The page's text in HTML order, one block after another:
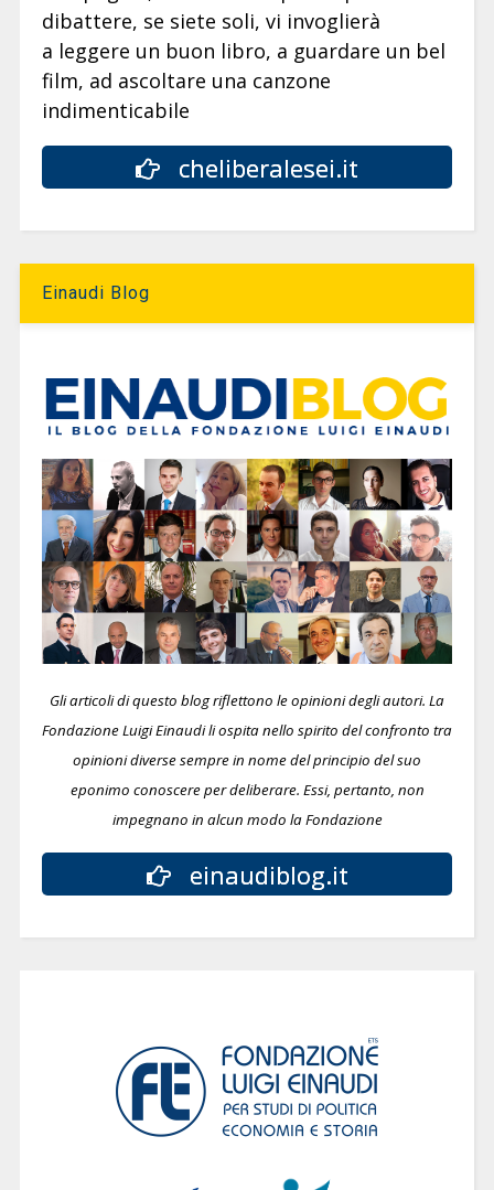
dibattere, se siete soli, vi invoglierà
a leggere un buon libro, a guardare un bel
film, ad ascoltare una canzone
indimenticabile
cheliberalesei.it
Einaudi Blog
Gli articoli di questo blog riflettono le opinioni degli autori. La
Fondazione Luigi Einaudi li ospita nello spirito del confronto tra
opinioni diverse sempre in nome del principio del suo
eponimo conoscere per deliberare. Essi, pertanto, non
impegnano in alcun modo la Fondazione
einaudiblog.it